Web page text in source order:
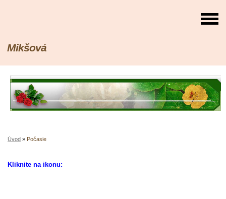
Mikšová
Úvod » Počasie
Kliknite na ikonu: